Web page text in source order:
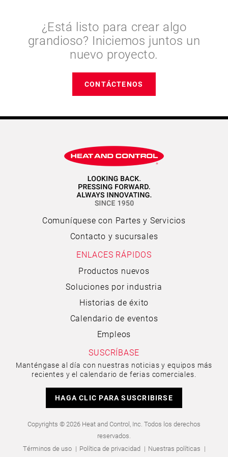
¿Está listo para crear algo
grandioso? Iniciemos juntos un
nuevo proyecto.
CONTÁCTENOS
Comuníquese con Partes y Servicios
Contacto y sucursales
ENLACES RÁPIDOS
Productos nuevos
Soluciones por industria
Historias de éxito
Calendario de eventos
Empleos
SUSCRÍBASE
Manténgase al día con nuestras noticias y equipos más
recientes y el calendario de ferias comerciales.
HAGA CLIC PARA SUSCRIBIRSE
Copyrights © 2026 Heat and Control, Inc. Todos los derechos
reservados.
Términos de uso
Política de privacidad
Nuestras políticas